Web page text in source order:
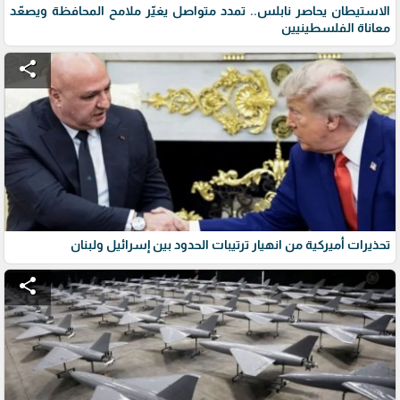
الاستيطان يحاصر نابلس.. تمدد متواصل يغيّر ملامح المحافظة ويصعّد
معاناة الفلسطينيين
share
تحذيرات أميركية من انهيار ترتيبات الحدود بين إسرائيل ولبنان
share